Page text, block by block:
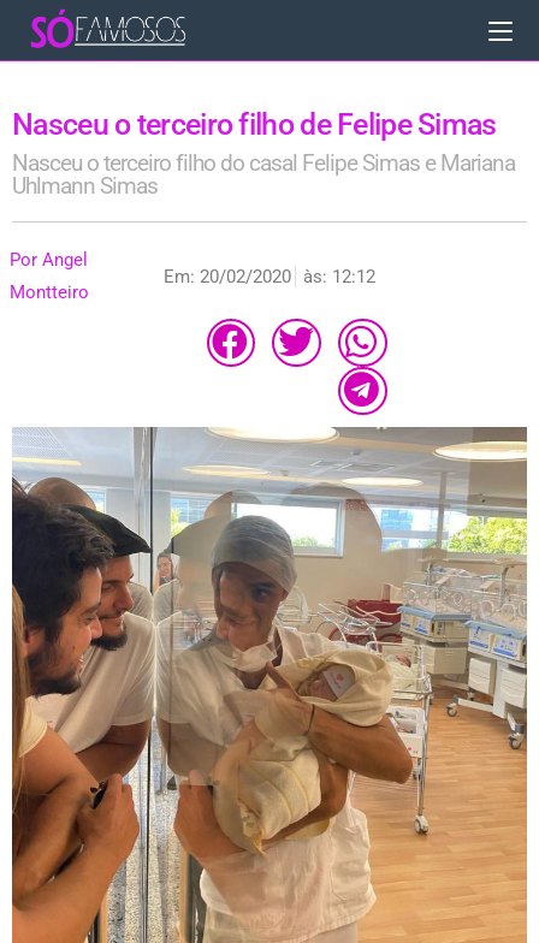
Nasceu o terceiro filho de Felipe Simas
Nasceu o terceiro filho do casal Felipe Simas e Mariana
Uhlmann Simas
Por Angel
Montteiro
Em: 20/02/2020 às: 12:12